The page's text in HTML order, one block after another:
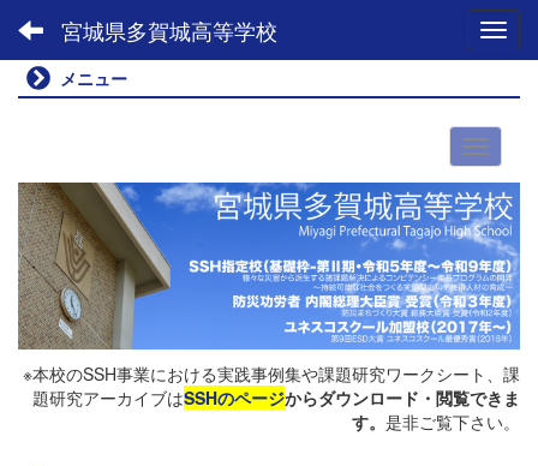
宮城県多賀城高等学校
メニュー
※本校のSSH事業における実践事例集や課題研究ワークシート、課
題研究アーカイブはSSHのページからダウンロード・閲覧できま
す。 是非ご覧下さい。